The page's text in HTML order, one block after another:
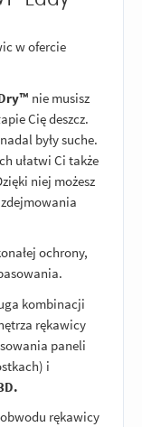
w ofercie
nie musisz
Cię deszcz.
były suche.
ułatwi Ci także
niej możesz
ochrony,
kombinacji
rękawicy
paneli
i
rękawicy